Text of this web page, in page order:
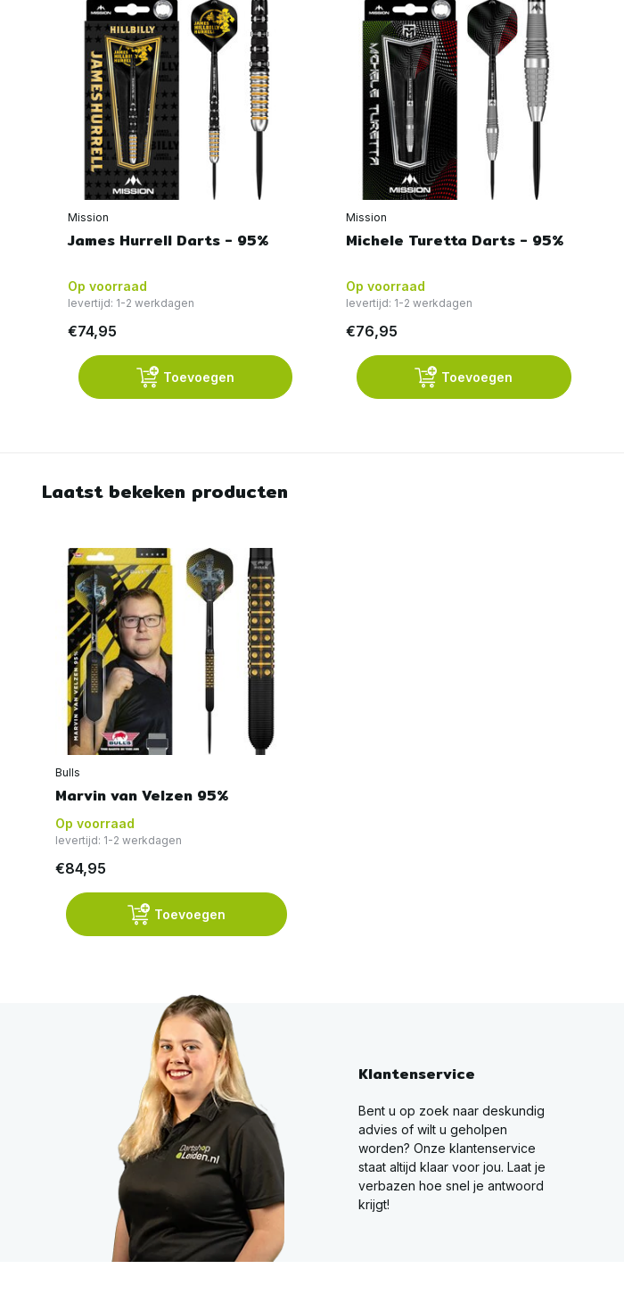
Mission
James Hurrell Darts - 95%
Op voorraad
levertijd: 1-2 werkdagen
€74,95
Toevoegen
Mission
Michele Turetta Darts - 95%
Op voorraad
levertijd: 1-2 werkdagen
€76,95
Toevoegen
Laatst bekeken producten
Bulls
Marvin van Velzen 95%
Op voorraad
levertijd: 1-2 werkdagen
€84,95
Toevoegen
Klantenservice
Bent u op zoek naar deskundig
advies of wilt u geholpen
worden? Onze klantenservice
staat altijd klaar voor jou. Laat je
verbazen hoe snel je antwoord
krijgt!